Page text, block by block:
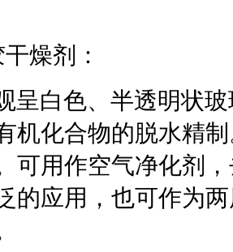
燥剂：
呈白色、半透明状
机化合物的脱水精
可用作空气净化剂
的应用，也可作为